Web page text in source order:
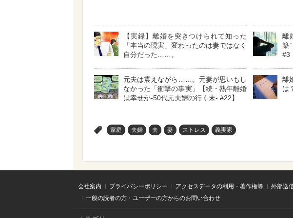
【実録】離婚を突きつけられて知った
「本当の現実」変わったのは妻ではなく
自分だった……。
離
築
#3
元夫は震えながら……。元妻が思いもし
なかった「衝撃の事実」【続・熟年離婚
は幸せか-50代元夫婦の行く末- #22】
離
は
家庭 夫婦 夫 妻 ストレス 義実家
会社案内 プライバシーポリシー アクセスデータの利用・著作権等 外部送
一般の読者の方・ユーザーの方からのお問い合わせ